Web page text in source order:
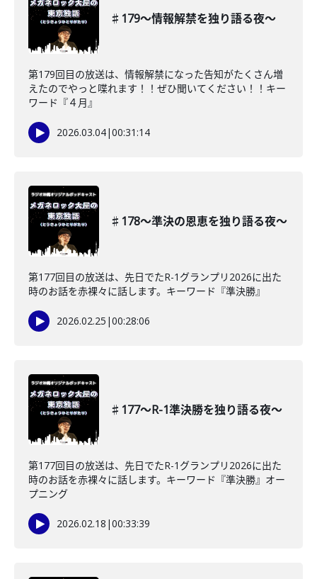
♯179〜情報解禁を独り語る夜〜
第179回目の放送は、情報解禁になった告知がたくさん増
えたのでやっと喋れます！！ぜひ聞いてください！！キー
ワード『４月』
2026.03.04|00:31:14
♯178〜準決の恩恵を独り語る夜〜
第177回目の放送は、先日でたR-1グランプリ2026に出た
時のお話を赤裸々に話します。キーワード『準決勝』
2026.02.25 |00:28:06
♯177〜R-1準決勝を独り語る夜〜
第177回目の放送は、先日でたR-1グランプリ2026に出た
時のお話を赤裸々に話します。キーワード『準決勝』オー
プニング
2026.02.18 |00:33:39